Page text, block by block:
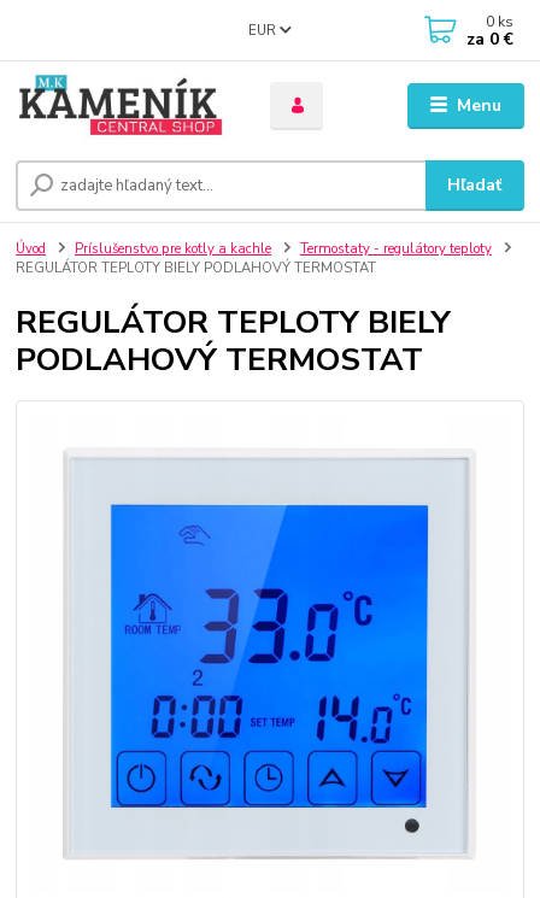
Menu
EUR
Hľadať
0 ks
za 0 €
Úvod Príslušenstvo pre kotly a kachle
Termostaty - regulátory teploty
REGULÁTOR TEPLOTY BIELY PODLAHOVÝ TERMOSTAT
REGULÁTOR TEPLOTY BIELY
PODLAHOVÝ TERMOSTAT